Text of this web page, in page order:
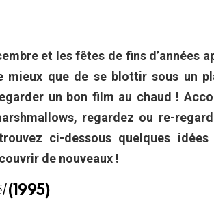
et les fêtes de fins d’années
mieux que de se blottir sous un
un bon film au chaud !
regardez ou re-
ci-dessous quelques
de nouveaux !
(1995)